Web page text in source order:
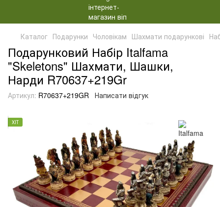
Каталог Подарунки Чоловікам Шахмати подарункові
Подарунковий Набір Italfama
"Skeletons" Шахмати, Шашки,
Нарди R70637+219Gr
Артикул: R70637+219GR Написати відгук
ХІТ